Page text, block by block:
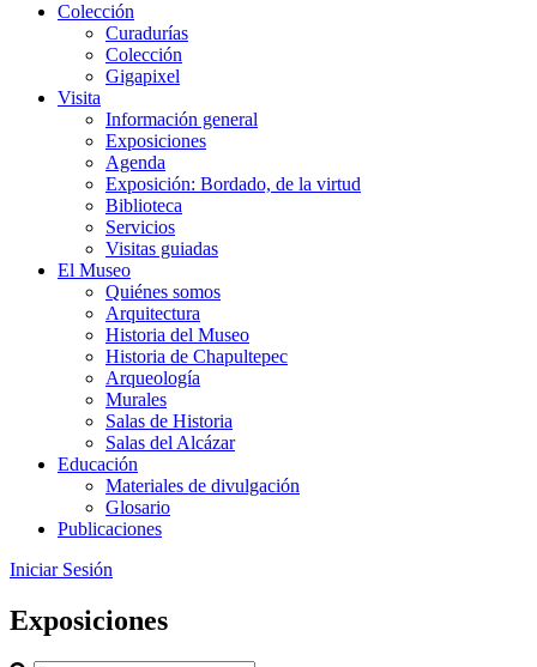
Colección
Curadurías
Colección
Gigapixel
Visita
Información general
Exposiciones
Agenda
Exposición: Bordado, de la virtud
Biblioteca
Servicios
Visitas guiadas
El Museo
Quiénes somos
Arquitectura
Historia del Museo
Historia de Chapultepec
Arqueología
Murales
Salas de Historia
Salas del Alcázar
Educación
Materiales de divulgación
Glosario
Publicaciones
Iniciar Sesión
Exposiciones